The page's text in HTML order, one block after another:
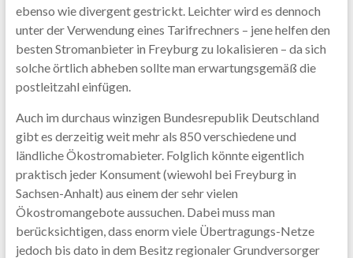
ebenso wie divergent gestrickt. Leichter wird es dennoch
unter der Verwendung eines Tarifrechners – jene helfen den
besten Stromanbieter in Freyburg zu lokalisieren – da sich
solche örtlich abheben sollte man erwartungsgemäß die
postleitzahl einfügen.
Auch im durchaus winzigen Bundesrepublik Deutschland
gibt es derzeitig weit mehr als 850 verschiedene und
ländliche Ökostromabieter. Folglich könnte eigentlich
praktisch jeder Konsument (wiewohl bei Freyburg in
Sachsen-Anhalt) aus einem der sehr vielen
Ökostromangebote aussuchen. Dabei muss man
berücksichtigen, dass enorm viele Übertragungs-Netze
jedoch bis dato in dem Besitz regionaler Grundversorger